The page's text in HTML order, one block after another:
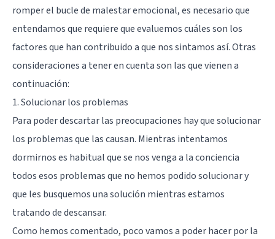
romper el bucle de malestar emocional, es necesario que
entendamos que requiere que evaluemos cuáles son los
factores que han contribuido a que nos sintamos así. Otras
consideraciones a tener en cuenta son las que vienen a
continuación:
1. Solucionar los problemas
Para poder descartar las preocupaciones hay que solucionar
los problemas que las causan. Mientras intentamos
dormirnos es habitual que se nos venga a la conciencia
todos esos problemas que no hemos podido solucionar y
que les busquemos una solución mientras estamos
tratando de descansar.
Como hemos comentado, poco vamos a poder hacer por la